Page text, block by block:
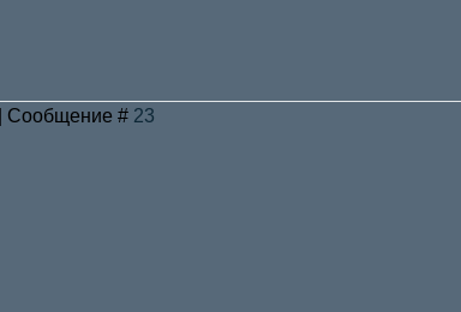
Сообщение # 23